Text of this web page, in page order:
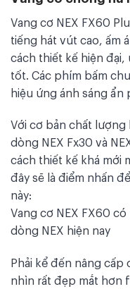
Vang cơ NEX FX60
tiếng hát vút cao, ấm
cách thiết kế hiện
tốt. Các phím bấm
hiệu ứng ánh sáng ẩn
Với cơ bản chất
dòng NEX Fx30 và
cách thiết kế khá mới
đây sẽ là điểm nhấn
này:
Vang cơ NEX FX60
dòng NEX hiện nay
Phải kể đến nâng cấp
nhìn rất đẹp mắt hơn